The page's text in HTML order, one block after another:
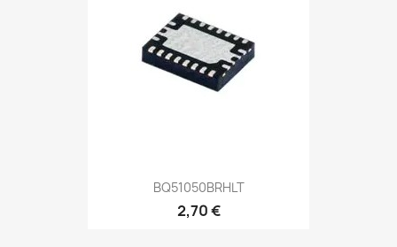
BQ51050BRHLT
2,70 €